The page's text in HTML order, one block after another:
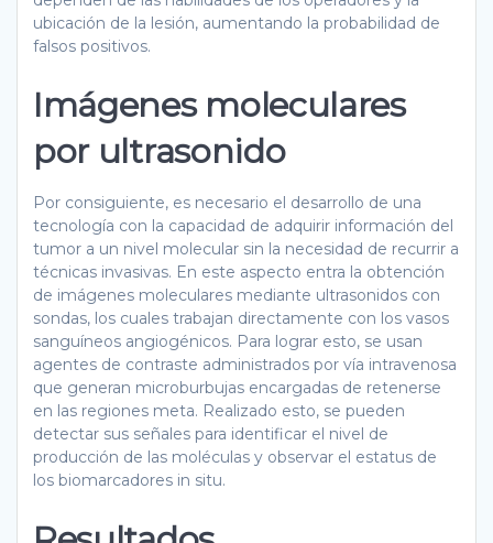
ubicación de la lesión, aumentando la probabilidad de
falsos positivos.
Imágenes moleculares
por ultrasonido
Por consiguiente, es necesario el desarrollo de una
tecnología con la capacidad de adquirir información del
tumor a un nivel molecular sin la necesidad de recurrir a
técnicas invasivas. En este aspecto entra la obtención
de imágenes moleculares mediante ultrasonidos con
sondas, los cuales trabajan directamente con los vasos
sanguíneos angiogénicos. Para lograr esto, se usan
agentes de contraste administrados por vía intravenosa
que generan microburbujas encargadas de retenerse
en las regiones meta. Realizado esto, se pueden
detectar sus señales para identificar el nivel de
producción de las moléculas y observar el estatus de
los biomarcadores in situ.